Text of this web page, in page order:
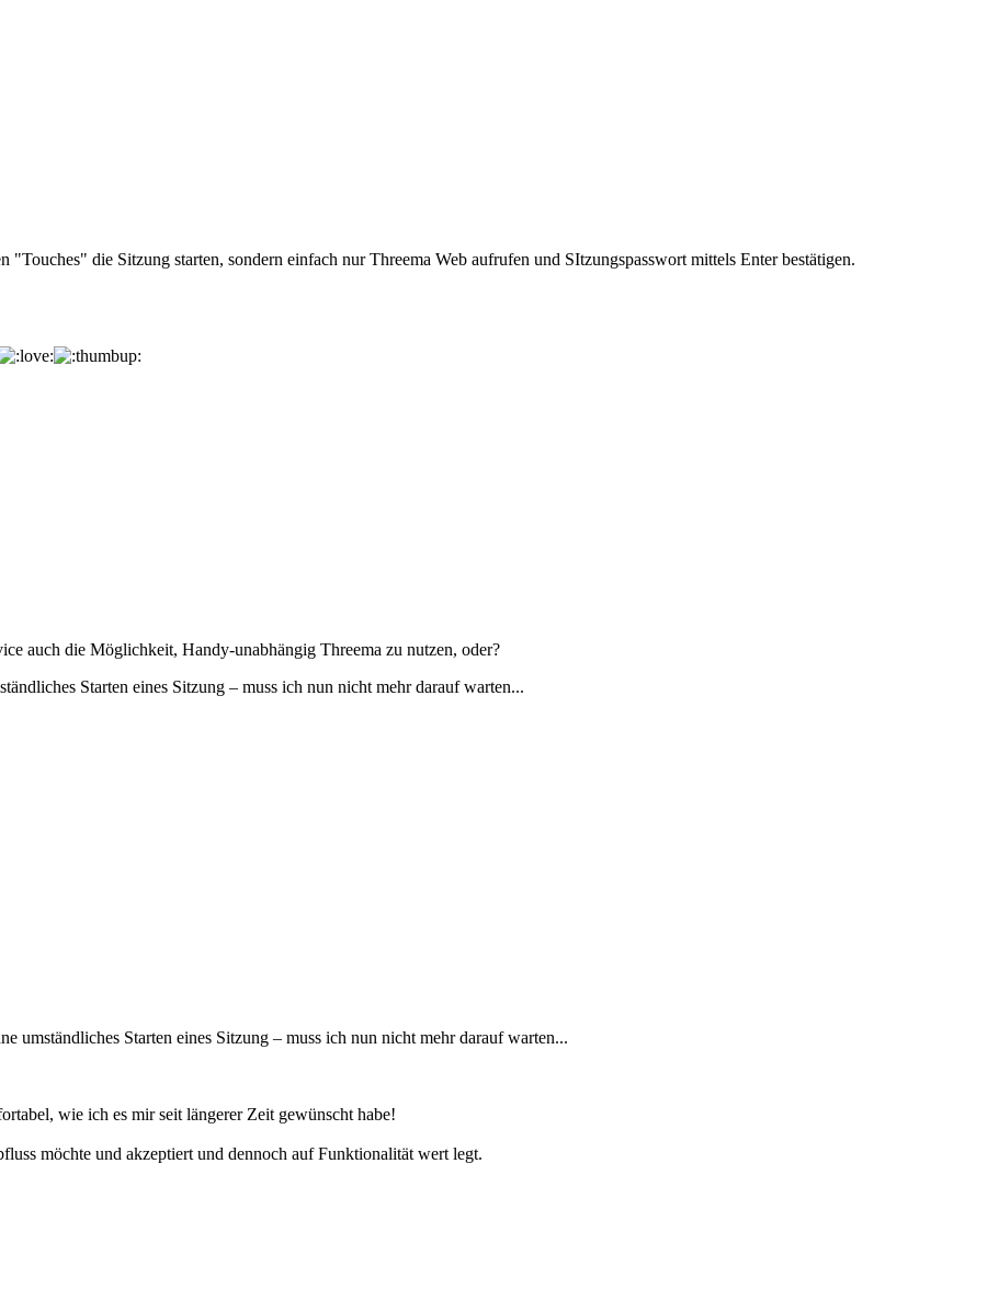
"Touches" die Sitzung starten, sondern einfach nur Threema Web aufrufen und SItzungspasswort mittels Enter bestätigen.
auch die Möglichkeit, Handy-unabhängig Threema zu nutzen, oder?
Starten eines Sitzung – muss ich nun nicht mehr darauf warten...
umständliches Starten eines Sitzung – muss ich nun nicht mehr darauf warten...
wie ich es mir seit längerer Zeit gewünscht habe!
möchte und akzeptiert und dennoch auf Funktionalität wert legt.